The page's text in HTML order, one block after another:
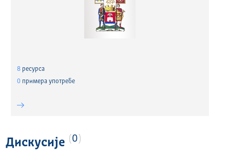
8 ресурса
0 примера употребе
Дискусије 0